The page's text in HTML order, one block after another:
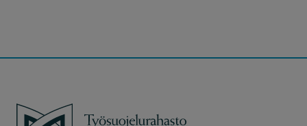
Työsuojelurahasto